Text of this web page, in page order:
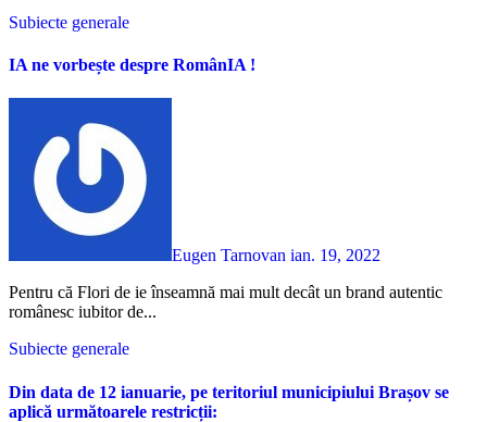
Subiecte generale
IA ne vorbește despre RomânIA !
Eugen Tarnovan ian. 19, 2022
Pentru că Flori de ie înseamnă mai mult decât un brand autentic
românesc iubitor de...
Subiecte generale
Din data de 12 ianuarie, pe teritoriul municipiului Brașov se
aplică următoarele restricții: